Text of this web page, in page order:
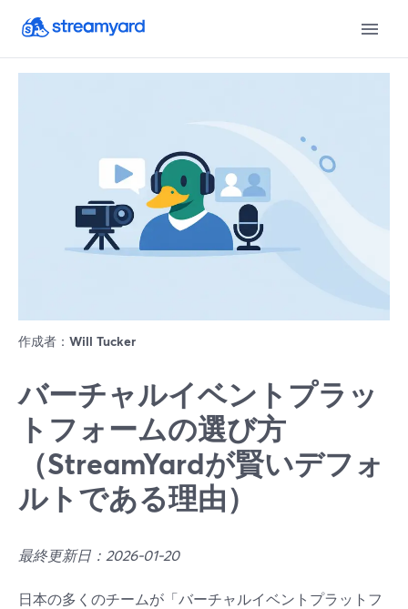
作成者： Will Tucker
バーチャルイベントプラッ
トフォームの選び方
（StreamYardが賢いデフォ
ルトである理由）
最終更新日：2026-01-20
日本の多くのチームが「バーチャルイベントプラットフ